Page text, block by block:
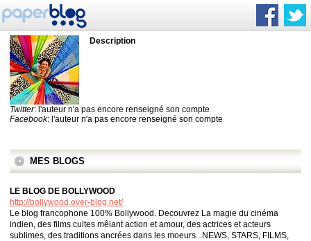
Description
Twitter: l'auteur n'a pas encore renseigné son compte
Facebook: l'auteur n'a pas encore renseigné son compte
MES BLOGS
LE BLOG DE BOLLYWOOD
http://bollywood.over-blog.net/
Le blog francophone 100% Bollywood. Decouvrez La magie du cinéma
indien, des films cultes mêlant action et amour, des actrices et acteurs
sublimes, des traditions ancrées dans les moeurs...NEWS, STARS, FILMS,